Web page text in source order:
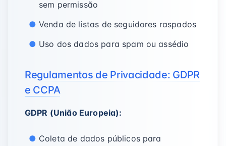
sem permissão
Venda de listas de seguidores raspados
Uso dos dados para spam ou assédio
Regulamentos de Privacidade: GDPR
e CCPA
GDPR (União Europeia):
Coleta de dados públicos para